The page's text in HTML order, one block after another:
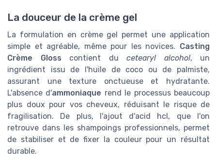
La douceur de la crème gel
La formulation en crème gel permet une application
simple et agréable, même pour les novices. Casting
Crème Gloss contient du cetearyl alcohol, un
ingrédient issu de l'huile de coco ou de palmiste,
assurant une texture onctueuse et hydratante.
L'absence d'ammoniaque rend le processus beaucoup
plus doux pour vos cheveux, réduisant le risque de
fragilisation. De plus, l'ajout d'acid hcl, que l'on
retrouve dans les shampoings professionnels, permet
de stabiliser et de fixer la couleur pour un résultat
durable.